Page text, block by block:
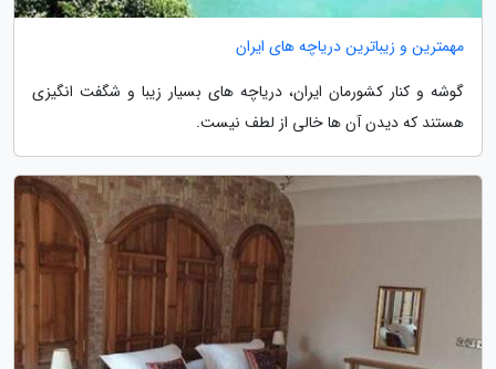
مهمترین و زیباترین دریاچه های ایران
گوشه و کنار کشورمان ایران، دریاچه های بسیار زیبا و شگفت انگیزی
هستند که دیدن آن ها خالی از لطف نیست.